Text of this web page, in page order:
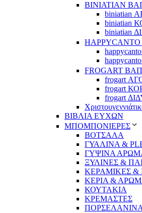
ΒΙΝΙΑΤΙΑΝ
biniatian
biniatian
biniatian
FROGART
frogart
frogart
frogart
ΒΙΒΛΙΑ ΕΥΧΩΝ
ΜΠΟΜΠΟΝΙΕΡΕΣ
ΒΟΤΣΑΛΑ
ΓΥΑΛΙΝΑ &
ΓΥΨΙΝΑ
ΞΥΛΙΝΕΣ &
ΚΕΡΑΜΙΚΕΣ &
ΚΕΡΙΑ &
ΚΟΥΤΑΚΙΑ
ΚΡΕΜΑΣΤΕΣ
ΠΟΡΣΕΛΑΝΙΝΑ